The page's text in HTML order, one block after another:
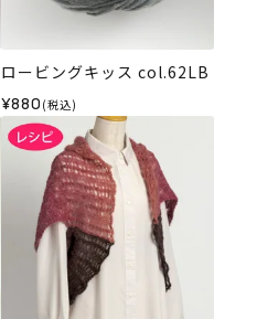
ロービングキッス col.62LB
¥880 (税込)